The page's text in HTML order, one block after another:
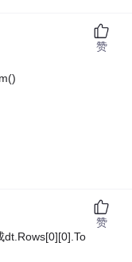
赞
dt.Rows[0][0].To
赞